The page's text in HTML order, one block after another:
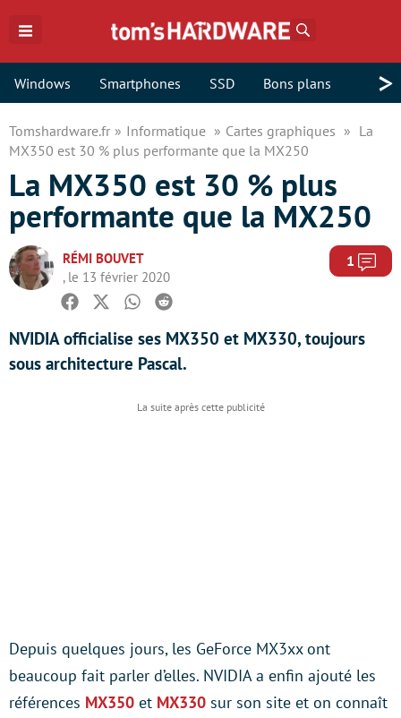
Windows Smartphones SSD Bons plans >
Tomshardware.fr Informatique Cartes graphiques
La
MX350 est 30 % plus performante que la MX250
La MX350 est 30 % plus
performante que la MX250
RÉMI BOUVET
, le 13 février 2020
1
Facebook
TwitterWhatsapp
Reddit
NVIDIA officialise ses MX350 et MX330, toujours
sous architecture Pascal.
Depuis quelques jours, les GeForce MX3xx ont
beaucoup fait parler d’elles. NVIDIA a enfin ajouté les
références MX350 et MX330 sur son site et on connaît